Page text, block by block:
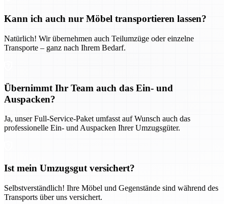
Kann ich auch nur Möbel transportieren lassen?
Natürlich! Wir übernehmen auch Teilumzüge oder einzelne
Transporte – ganz nach Ihrem Bedarf.
Übernimmt Ihr Team auch das Ein- und
Auspacken?
Ja, unser Full-Service-Paket umfasst auf Wunsch auch das
professionelle Ein- und Auspacken Ihrer Umzugsgüter.
Ist mein Umzugsgut versichert?
Selbstverständlich! Ihre Möbel und Gegenstände sind während des
Transports über uns versichert.